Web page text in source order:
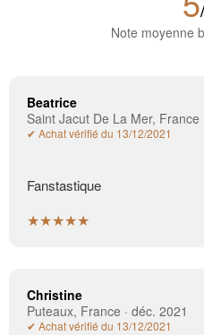
Note moyenne
Beatrice
Saint Jacut De La Mer, France
✔ Achat vérifié du 13/12/2021
Fanstastique
★★★★★
Christine
Puteaux, France · déc. 2021
✔ Achat vérifié du 13/12/2021